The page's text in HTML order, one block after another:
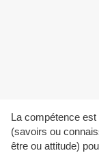
La compétence
(savoirs ou
être ou attitude)